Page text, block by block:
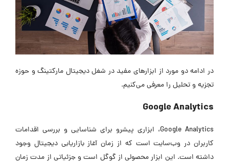
در ادامه دو مورد از ابزارهای مفید در شغل دیجیتال مارکتینگ و حوزه
تجزیه و تحلیل را معرفی می‌کنیم.
Google Analytics
Google Analytics، ابزاری پیشرو برای شناسایی و بررسی اقدامات
کاربران در وب‌سایت است که از زمان آغاز بازاریابی دیجیتال وجود
داشته است. این ابزار محصولی از گوگل است و جزئیاتی از مدت زمان